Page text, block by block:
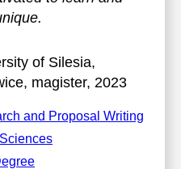
of Silesia,
, magister, 2023
and Proposal Writing